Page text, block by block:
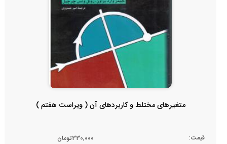
متغیرهای مختلط و کاربردهای آن ( ویراست هفتم )
قیمت: 330,000تومان